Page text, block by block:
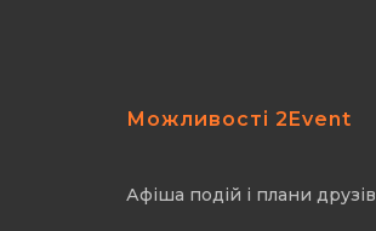
Можливості 2Event
Афіша подій і плани друзів